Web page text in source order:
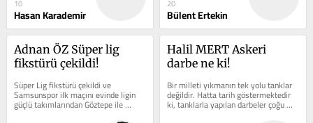
10
Hasan Karademir
20
Bülent Ertekin
Adnan ÖZ Süper lig
fikstürü çekildi!
Süper Lig fikstürü çekildi ve
Samsunspor ilk maçını evinde ligin
güçlü takımlarından Göztepe ile
oynayacak. Yeni sezon hepimize
Halil MERT Askeri
darbe ne ki!
Bir milleti yıkmanın tek yolu tanklar
değildir. Hatta tarih göstermektedir
ki, tanklarla yapılan darbeler çoğu
zaman yıllar içinde sona erer;...